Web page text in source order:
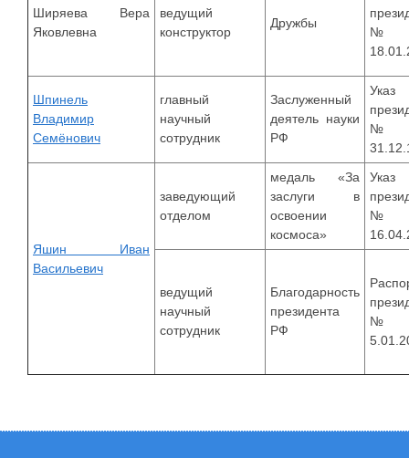
Ширяева Вера
Яковлевна
ведущий
конструктор
Дружбы
Шпинель
Владимир
Семёнович
главный
научный
сотрудник
Заслуженный
деятель науки
РФ
Указ
Яшин Иван
Васильевич
заведующий
отделом
медаль «За
заслуги в
освоении
космоса»
Указ
ведущий
научный
сотрудник
Благодарность
президента
РФ